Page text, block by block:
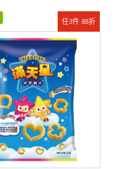
任3件 88折